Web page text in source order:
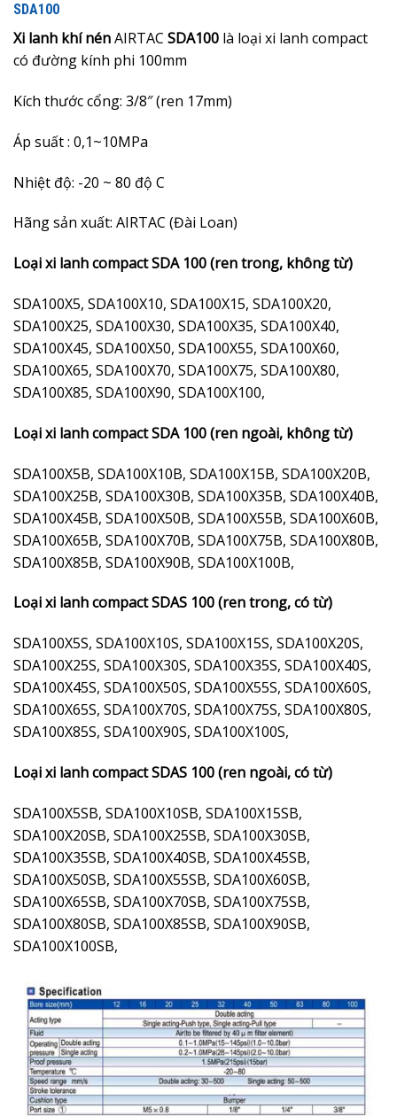
SDA100
Xi lanh khí nénAIRTAC SDA100 là loại xi lanh compact
có đường kính phi 100mm
Kích thước cổng: 3/8″ (ren 17mm)
Áp suất : 0,1~10MPa
Nhiệt độ: -20 ~ 80 độ C
Hãng sản xuất: AIRTAC (Đài Loan)
Loại xi lanh compact SDA 100 (ren trong, không từ)
SDA100X5, SDA100X10, SDA100X15, SDA100X20,
SDA100X25, SDA100X30, SDA100X35, SDA100X40,
SDA100X45, SDA100X50, SDA100X55, SDA100X60,
SDA100X65, SDA100X70, SDA100X75, SDA100X80,
SDA100X85, SDA100X90, SDA100X100,
Loại xi lanh compact SDA 100 (ren ngoài, không từ)
SDA100X5B, SDA100X10B, SDA100X15B, SDA100X20B,
SDA100X25B, SDA100X30B, SDA100X35B, SDA100X40B,
SDA100X45B, SDA100X50B, SDA100X55B, SDA100X60B,
SDA100X65B, SDA100X70B, SDA100X75B, SDA100X80B,
SDA100X85B, SDA100X90B, SDA100X100B,
Loại xi lanh compact SDAS 100 (ren trong, có từ)
SDA100X5S, SDA100X10S, SDA100X15S, SDA100X20S,
SDA100X25S, SDA100X30S, SDA100X35S, SDA100X40S,
SDA100X45S, SDA100X50S, SDA100X55S, SDA100X60S,
SDA100X65S, SDA100X70S, SDA100X75S, SDA100X80S,
SDA100X85S, SDA100X90S, SDA100X100S,
Loại xi lanh compact SDAS 100 (ren ngoài, có từ)
SDA100X5SB, SDA100X10SB, SDA100X15SB,
SDA100X20SB, SDA100X25SB, SDA100X30SB,
SDA100X35SB, SDA100X40SB, SDA100X45SB,
SDA100X50SB, SDA100X55SB, SDA100X60SB,
SDA100X65SB, SDA100X70SB, SDA100X75SB,
SDA100X80SB, SDA100X85SB, SDA100X90SB,
SDA100X100SB,